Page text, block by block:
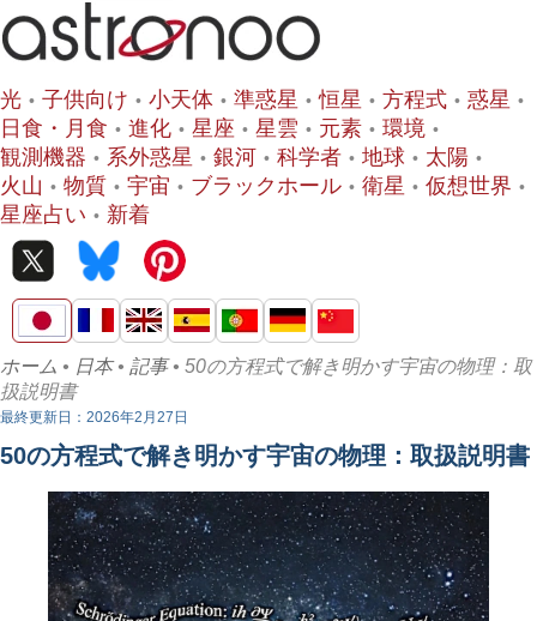
光 子供向け 小天体 準惑星 恒星 方程式
惑星
日食・月食
進化 星座 星雲 元素
環境
観測機器
系外惑星 銀河 科学者 地球
太陽
火山
物質 宇宙 ブラックホール 衛星
仮想世界
星座占い
新着
ホーム • 日本• 記事• 50の方程式で解き明かす宇宙の物理：取
扱説明書
最終更新日：2026年2月27日
50の方程式で解き明かす宇宙の物理：取扱説明書